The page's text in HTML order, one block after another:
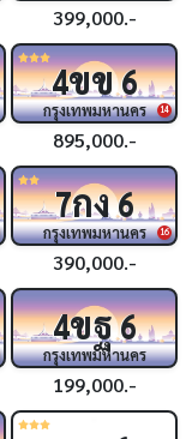
399,000.-
14
4ขข6
กรุงเทพมหานคร
895,000.-
16
7กง6
กรุงเทพมหานคร
390,000.-
4ขฐ6
กรุงเทพมหานคร
199,000.-